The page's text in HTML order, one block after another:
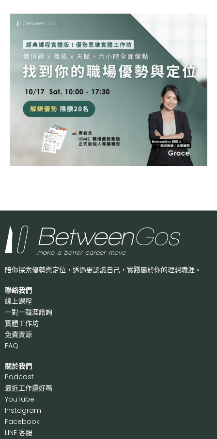
陪你探索優勢與定位，透過更認識自己， 實踐屬於你的理想職涯。
聯絡我們
線上課程
一對一職涯諮詢
實體工作坊
免費資源
FAQ
關於我們
Podcast
最近工作還好嗎
YouTube
Instagram
Facebook
LINE 客服